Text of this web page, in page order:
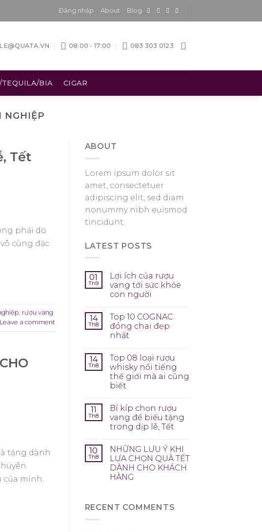
Đăng nhập About Blog
08:00 - 17:00 083 303 0123
TEQUILA/BIA CIGAR
NGHIỆP
Tết
phải do
cùng đặc
, rượu vang
Leave a comment
tặng dành
của mình.
ABOUT
Lorem ipsum dolor sit
amet, consectetuer
adipiscing elit, sed diam
nonummy nibh euismod
tincidunt.
LATEST POSTS
01
Th9
Lợi ích của rượu
vang tới sức khỏe
con người
14
Th8
Top 10 COGNAC
đóng chai đẹp
nhất
14
Th8
Top 08 loại rượu
whisky nổi tiếng
thế giới mà ai cũng
biết
11
Th8
Bí kíp chọn rượu
vang để biếu tặng
trong dịp lễ, Tết
10
Th8
NHỮNG LƯU Ý KHI
LỰA CHỌN QUÀ TẾT
DÀNH CHO KHÁCH
HÀNG
RECENT COMMENTS